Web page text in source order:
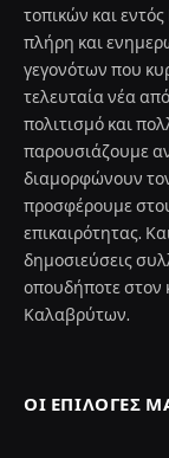
τοπικών και
πλήρη και
γεγονότων που
τελευταία νέα
πολιτισμό και
παρουσιάζουμε
διαμορφώνουν
προσφέρουμε
επικαιρότητας.
δημοσιεύσεις
οπουδήποτε στον
Καλαβρύτων.
ΟΙ ΕΠΙΛΟΓΈΣ